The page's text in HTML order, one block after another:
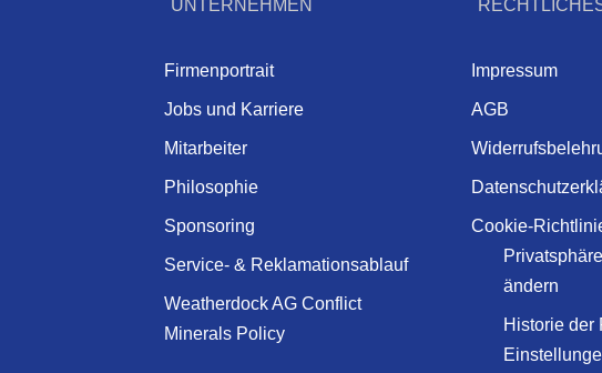
UNTERNEHMEN
Firmenportrait
Jobs und Karriere
Mitarbeiter
Philosophie
Sponsoring
Service- & Reklamationsablauf
Weatherdock AG Conflict
Minerals Policy
Impressum
AGB
Cookie-
ändern
Historie der